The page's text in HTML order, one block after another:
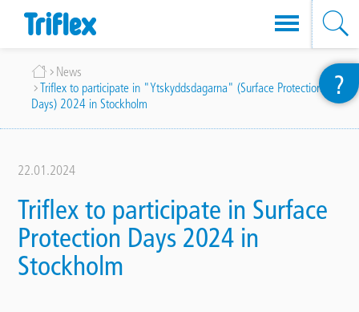
Breadcrumb
News
Triflex to participate in "Ytskyddsdagarna" (Surface Protection
Days) 2024 in Stockholm
22.01.2024
Triflex to participate in Surface
Protection Days 2024 in
Stockholm
?